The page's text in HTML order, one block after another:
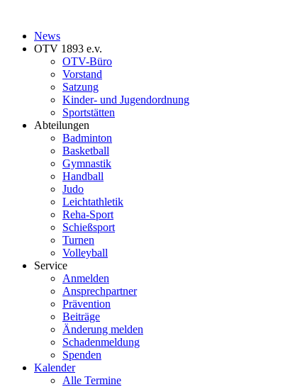
News
OTV 1893 e.v.
OTV-Büro
Vorstand
Satzung
Kinder- und Jugendordnung
Sportstätten
Abteilungen
Badminton
Basketball
Gymnastik
Handball
Judo
Leichtathletik
Reha-Sport
Schießsport
Turnen
Volleyball
Service
Anmelden
Ansprechpartner
Prävention
Beiträge
Änderung melden
Schadenmeldung
Spenden
Kalender
Alle Termine